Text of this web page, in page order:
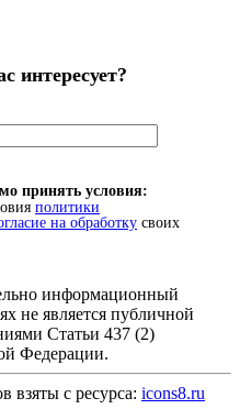
интересует?
принять условия:
политики
на обработку своих
информационный
не является публичной
Статьи 437 (2)
Федерации.
взяты с ресурса: icons8.ru